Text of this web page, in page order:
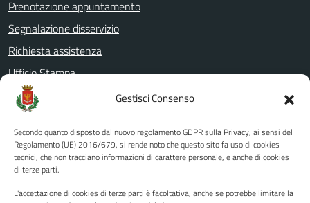
Gestisci Consenso
Secondo quanto disposto dal nuovo regolamento GDPR sulla Privacy, ai sensi del
Regolamento (UE) 2016/679, si rende noto che questo sito fa uso di cookies
tecnici, che non tracciano informazioni di carattere personale, e anche di cookies
di terze parti.
L'accettazione di cookies di terze parti è facoltativa, anche se potrebbe limitare la
Prenotazione appuntamento
Segnalazione disservizio
Richiesta assistenza
Ufficio Stampa
Amministrazione Trasparente
Albo pretorio
Informativa privacy
Note legali